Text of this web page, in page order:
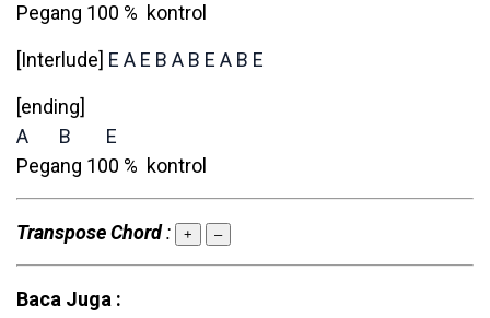
Pegang 100 % kontrol
[Interlude] E A E B A B E A B E
[ending]
A
B
E
Pegang 100 % kontrol
Transpose Chord: + –
Baca Juga :